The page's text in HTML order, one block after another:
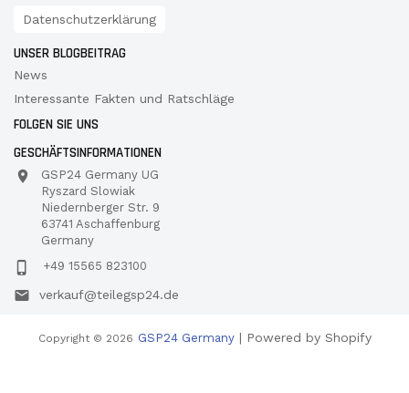
Datenschutzerklärung
UNSER BLOGBEITRAG
News
Interessante Fakten und Ratschläge
FOLGEN SIE UNS
GESCHÄFTSINFORMATIONEN
GSP24 Germany UG
Ryszard Slowiak
Niedernberger Str. 9
63741 Aschaffenburg
Germany
+49 15565 823100
verkauf@teilegsp24.de
Copyright © 2026 GSP24 Germany| Powered by Shopify